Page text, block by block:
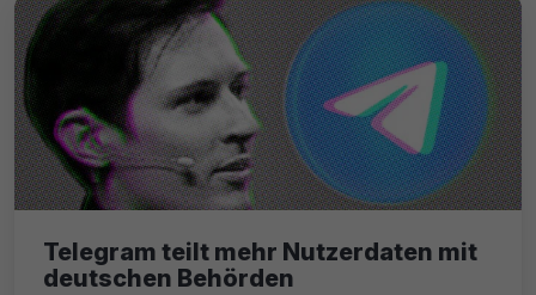
Telegram teilt mehr Nutzerdaten mit
deutschen Behörden